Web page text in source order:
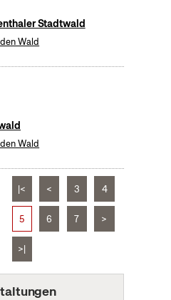
Stadtwald
Wald
Wald
|< < 3 4
5 6 7 >
>|